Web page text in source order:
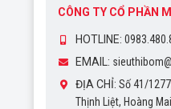
CÔNG TY CỔ PHẦN
HOTLINE:
EMAIL:
ĐỊA CHỈ: Số 41/
Thịnh Liệt, Hoàng